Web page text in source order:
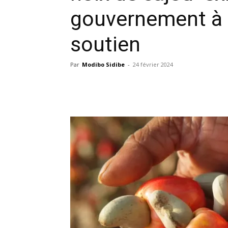
gouvernement
soutien
Par Modibo Sidibe - 24 février 2024